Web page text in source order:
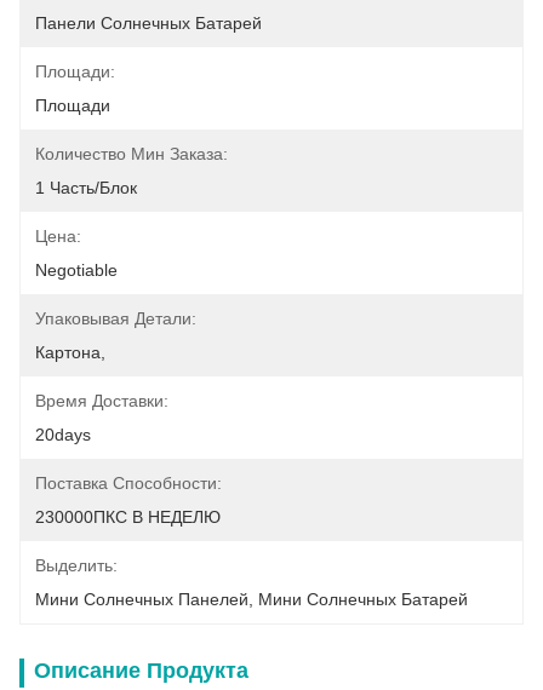
Панели Солнечных Батарей
Площади:
Площади
Количество Мин Заказа:
1 Часть/блок
Цена:
Negotiable
Упаковывая Детали:
Картона,
Время Доставки:
20days
Поставка Способности:
230000ПКС В НЕДЕЛЮ
Выделить:
Мини Солнечных Панелей
Мини Солнечных Батарей
Описание Продукта